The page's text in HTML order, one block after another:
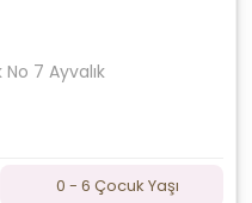
7 Ayvalık
0 - 6 Çocuk Yaşı